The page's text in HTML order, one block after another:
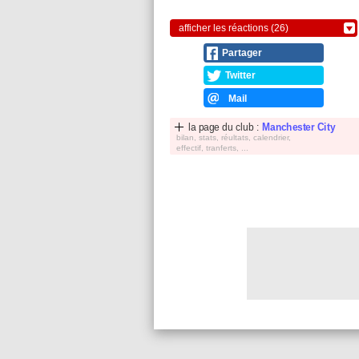
afficher les réactions (26)
Partager
Twitter
Mail
la page du club : Manchester City
bilan, stats, réultats, calendrier,
effectif, tranferts, ...